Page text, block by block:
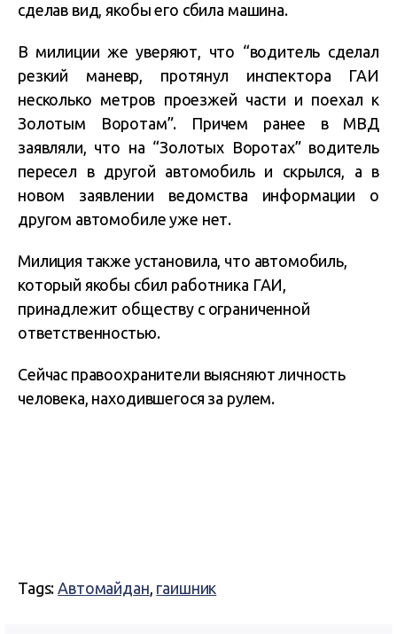
сделав вид, якобы его сбила машина.
В милиции же уверяют, что “водитель сделал
резкий маневр, протянул инспектора ГАИ
несколько метров проезжей части и поехал к
Золотым Воротам”. Причем ранее в МВД
заявляли, что на “Золотых Воротах” водитель
пересел в другой автомобиль и скрылся, а в
новом заявлении ведомства информации о
другом автомобиле уже нет.
Милиция также установила, что автомобиль,
который якобы сбил работника ГАИ,
принадлежит обществу с ограниченной
ответственностью.
Сейчас правоохранители выясняют личность
человека, находившегося за рулем.
Tags:Автомайдан, гаишник